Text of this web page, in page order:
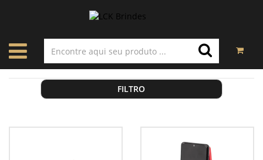
FILTRO